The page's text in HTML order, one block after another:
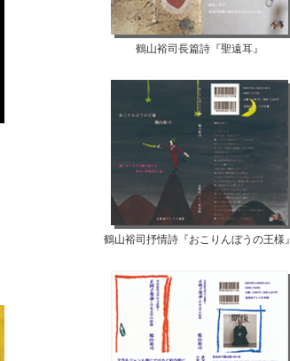
鶴山裕司長篇詩『聖遠耳』
鶴山裕司抒情詩『おこりんぼうの王様』